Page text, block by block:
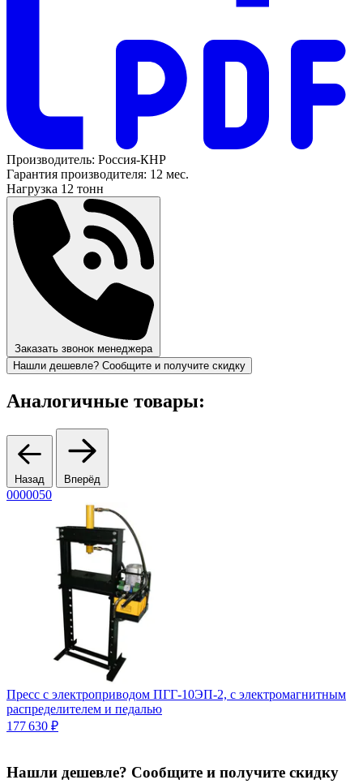
Производитель: Россия-КНР
Гарантия производителя: 12 мес.
Нагрузка 12 тонн
Заказать звонок менеджера
Нашли дешевле? Сообщите и получите скидку
Аналогичные товары:
Назад Вперёд
0000050
Пресс с электроприводом ПГГ-10ЭП-2, с электромагнитным
распределителем и педалью
177 630 ₽
Нашли дешевле? Сообщите и получите скидку